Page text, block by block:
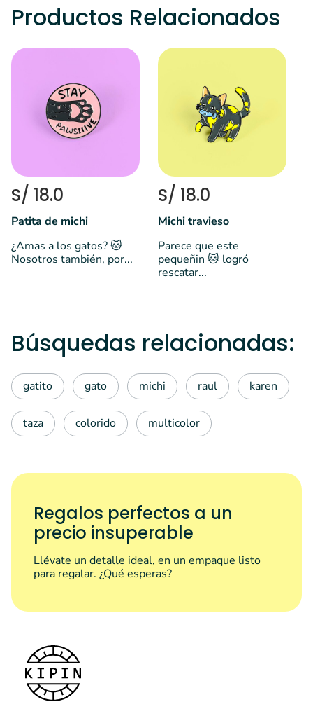
Productos Relacionados
S/ 18.0
Patita de michi
¿Amas a los gatos? 🐱
Nosotros también, por...
S/ 18.0
Michi travieso
Parece que este
pequeñin 🐱 logró
rescatar...
Búsquedas relacionadas:
gatito gato michi raul karen
taza colorido multicolor
Regalos perfectos a un
precio insuperable
Llévate un detalle ideal, en un empaque listo
para regalar. ¿Qué esperas?